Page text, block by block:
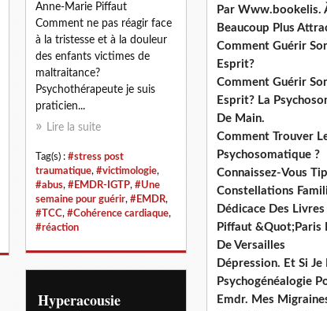
Anne-Marie Piffaut
Comment ne pas réagir face
à la tristesse et à la douleur
des enfants victimes de
maltraitance?
Psychothérapeute je suis
praticien...
Lire la suite
Tag(s) : #stress post
traumatique, #victimologie,
#abus, #EMDR-IGTP, #Une
semaine pour guérir, #EMDR,
#TCC, #Cohérence cardiaque,
#réaction
Hyperacousie
Par Www.bookelis.
Beaucoup Plus
Comment Guérir
Esprit?
Comment Guérir
Esprit? La
De Main.
Comment Trouver
Psychosomatique ?
Connaissez-Vous
Constellations
Dédicace Des
Piffaut
De Versailles
Dépression. Et Si
Psychogénéalogie
Emdr. Mes